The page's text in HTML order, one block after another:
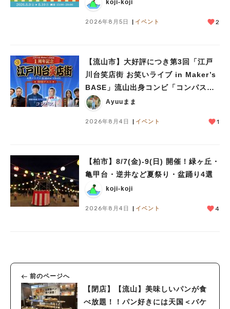
koji-koji
2026年8月5日 イベント 2
【流山市】大好評につき第3回「江戸
川台笑店街 お笑いライブ in Maker’s
BASE」流山出身コンビ「コンパス」
も登場！8/23（日）
Ayuuまま
2026年8月4日 イベント 1
【柏市】8/7(金)‐9(日) 開催！緑ヶ丘・
亀甲台・逆井など夏祭り・盆踊り4選
koji-koji
2026年8月4日 イベント 4
前のページへ
【閉店】【流山】美味しいパンが食
べ放題！！パン好きには天国＜バケ
人気のキーワード
#ラーメン#ショッピング #カフェ#スイーツ #パン #カレー #柏駅
#イベント#公園#教えたい／教えて投稿記事
#教えたい/こんなの見つけた